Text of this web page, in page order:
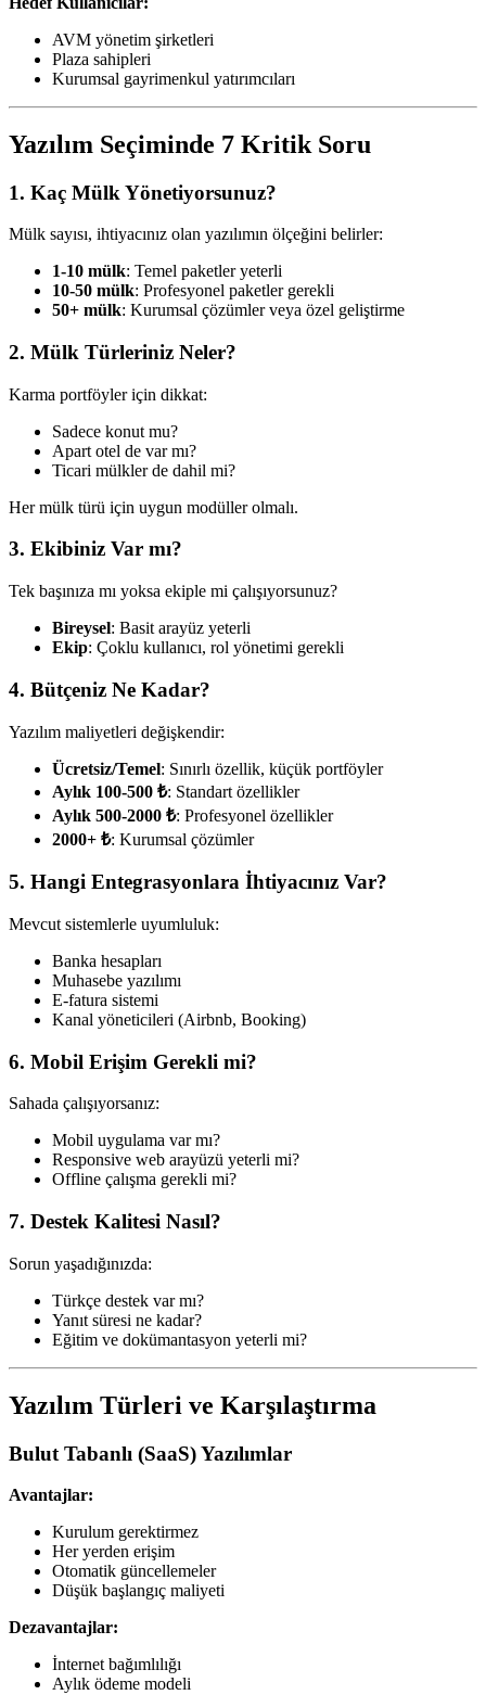
AVM yönetim şirketleri
Plaza sahipleri
Kurumsal gayrimenkul yatırımcıları
Yazılım Seçiminde 7 Kritik Soru
1. Kaç Mülk Yönetiyorsunuz?
Mülk sayısı, ihtiyacınız olan yazılımın ölçeğini belirler:
1-10 mülk: Temel paketler yeterli
10-50 mülk: Profesyonel paketler gerekli
50+ mülk: Kurumsal çözümler veya özel geliştirme
2. Mülk Türleriniz Neler?
Karma portföyler için dikkat:
Sadece konut mu?
Apart otel de var mı?
Ticari mülkler de dahil mi?
Her mülk türü için uygun modüller olmalı.
3. Ekibiniz Var mı?
Tek başınıza mı yoksa ekiple mi çalışıyorsunuz?
Bireysel: Basit arayüz yeterli
Ekip: Çoklu kullanıcı, rol yönetimi gerekli
4. Bütçeniz Ne Kadar?
Yazılım maliyetleri değişkendir:
Ücretsiz/Temel: Sınırlı özellik, küçük portföyler
Aylık 100-500 ₺: Standart özellikler
Aylık 500-2000 ₺: Profesyonel özellikler
2000+ ₺: Kurumsal çözümler
5. Hangi Entegrasyonlara İhtiyacınız Var?
Mevcut sistemlerle uyumluluk:
Banka hesapları
Muhasebe yazılımı
E-fatura sistemi
Kanal yöneticileri (Airbnb, Booking)
6. Mobil Erişim Gerekli mi?
Sahada çalışıyorsanız:
Mobil uygulama var mı?
Responsive web arayüzü yeterli mi?
Offline çalışma gerekli mi?
7. Destek Kalitesi Nasıl?
Sorun yaşadığınızda:
Türkçe destek var mı?
Yanıt süresi ne kadar?
Eğitim ve dokümantasyon yeterli mi?
Yazılım Türleri ve Karşılaştırma
Bulut Tabanlı (SaaS) Yazılımlar
Avantajlar:
Kurulum gerektirmez
Her yerden erişim
Otomatik güncellemeler
Düşük başlangıç maliyeti
Dezavantajlar:
İnternet bağımlılığı
Aylık ödeme modeli